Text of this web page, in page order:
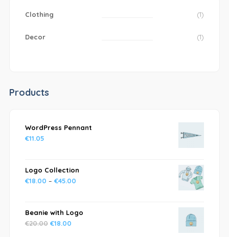
Clothing (1)
Decor (1)
Products
WordPress Pennant
€11.05
Logo Collection
€18.00 – €45.00
Beanie with Logo
€20.00 €18.00